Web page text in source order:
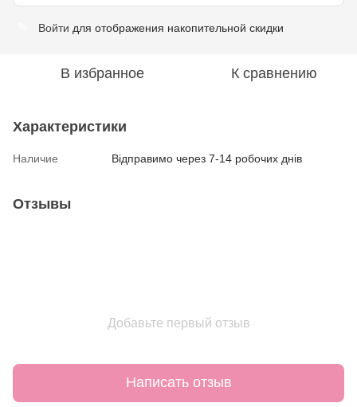
Войти для отображения накопительной скидки
В избранное К сравнению
Характеристики
Наличие Відправимо через 7-14 робочих днів
Отзывы
Добавьте первый отзыв
Написать отзыв